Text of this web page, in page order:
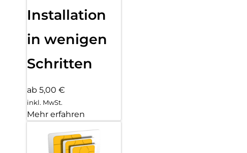
Installation
in wenigen
Schritten
ab 5,00 €
inkl. MwSt.
Mehr erfahren